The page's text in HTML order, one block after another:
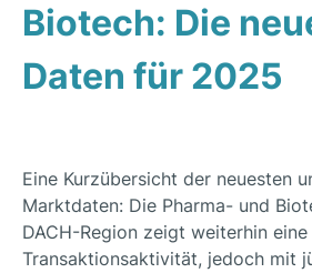
Biotech: Die
Daten für 2025
Eine Kurzübersicht der neuesten
Marktdaten: Die Pharma- und
DACH-Region zeigt weiterhin eine
Transaktionsaktivität, jedoch mit